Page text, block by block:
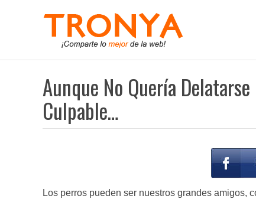
Aunque No Quería
Culpable…
Los perros pueden ser nuestros grandes amigos,